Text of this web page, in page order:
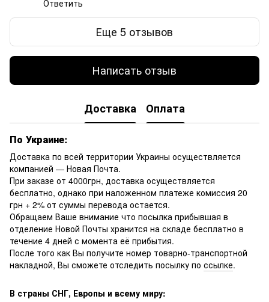
Ответить
Еще 5 отзывов
Написать отзыв
Доставка Оплата
По Украине:
Доставка по всей территории Украины осуществляется
компанией — Новая Почта.
При заказе от 4000грн, доставка осуществляется
бесплатно, однако при наложенном платеже комиссия 20
грн + 2% от суммы перевода остается.
Обращаем Ваше внимание что посылка прибывшая в
отделение Новой Почты хранится на складе бесплатно в
течение 4 дней с момента её прибытия.
После того как Вы получите номер товарно-транспортной
накладной, Вы сможете отследить посылку по ссылке.
В страны СНГ, Европы и всему миру: